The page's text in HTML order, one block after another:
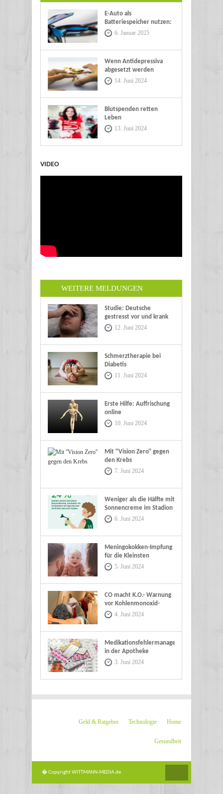
E-Auto als
Batteriespeicher nutzen:
Eine nachhaltige Zukunft
6. Januar 2025
Wenn Antidepressiva
abgesetzt werden
14. Juni 2024
Blutspenden retten
Leben
13. Juni 2024
VIDEO
WEITERE MELDUNGEN
Studie: Deutsche
gestresst vor und krank
im Urlaub
12. Juni 2024
Schmerztherapie bei
Diabetis
11. Juni 2024
Erste Hilfe: Auffrischung
online
10. Juni 2024
Mit ''Vision Zero'' gegen
den Krebs
7. Juni 2024
Weniger als die Hälfte mit
Sonnencreme im Stadion
6. Juni 2024
Meningokokken-Impfung
für die Kleinsten
5. Juni 2024
CO macht K.O.- Warnung
vor Kohlenmonoxid-
Vergiftungen
4. Juni 2024
Medikationsfehlermanagement
in der Apotheke
3. Juni 2024
Home
Technologie
Geld & Ratgeber
Gesundheit
� Copyright WITTMANN-MEDIA.de